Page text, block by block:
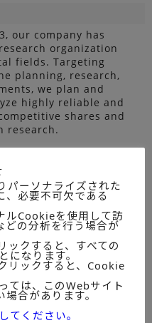
our company has
organization
fields. Targeting
planning, research,
we plan and
highly reliable and
shares and
research.
(13 projects)
(40 projects)
パーソナライズされた
、必要不可欠である
ルCookieを使用して訪
どの分析を行う場合が
ックすると、すべての
になります。
リックすると、Cookie
ては、このWebサイト
場合があります。
てください。